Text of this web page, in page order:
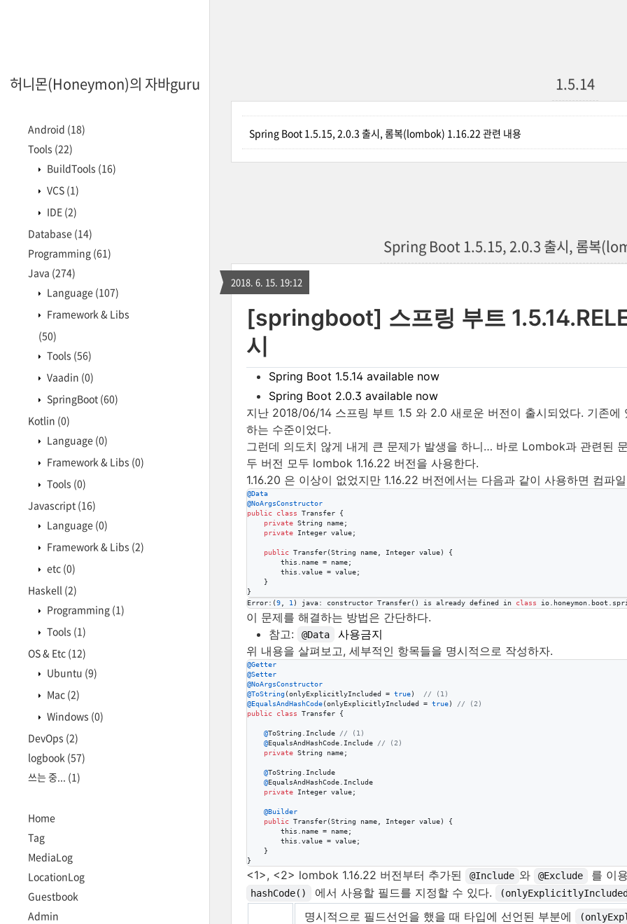
허니몬(Honeymon)의 자바guru
Android (18)
Tools (22)
BuildTools (16)
VCS (1)
IDE (2)
Database (14)
Programming (61)
Java (274)
Language (107)
Framework & Libs
(50)
Tools (56)
Vaadin (0)
SpringBoot (60)
Kotlin (0)
Language (0)
Framework & Libs (0)
Tools (0)
Javascript (16)
Language (0)
Framework & Libs (2)
etc (0)
Haskell (2)
Programming (1)
Tools (1)
OS & Etc (12)
Ubuntu (9)
Mac (2)
Windows (0)
DevOps (2)
logbook (57)
쓰는 중... (1)
Home
Tag
MediaLog
LocationLog
Guestbook
Admin
1.5.14
Spring Boot 1.5.15, 2.0.3 출시, 롬복(lombok) 1.16.22 관련 내용
Spring Boot 1.5.15, 2.0.3 출시, 롬복
2018. 6. 15. 19:12
[springboot] 스프링 부트
시
Spring Boot 1.5.14 available now
Spring Boot 2.0.3 available now
지난 2018/06/14 스프링 부트 1.5 와 2.0 새로운 버전이 출시되었다. 기존
하는 수준이었다.
그런데 의도치 않게 내게 큰 문제가 발생을 하니…​ 바로 Lombok과 관련된
두 버전 모두 lombok 1.16.22 버전을 사용한다.
1.16.20 은 이상이 없었지만 1.16.22 버전에서는 다음과 같이 사용하면 컴파
@Data
@NoArgsConstructor
public
class Transfer {
private String name;
private
Integer value;
public Transfer(String name Integer value) {
this
name = name;
this
value = value;
    }
}
Error:(9 1 ) java: constructor Transfer() is already defined in class io honeymon boot
이 문제를 해결하는 방법은 간단하다.
참고:
@Data
사용금지
위 내용을 살펴보고, 세부적인 항목들을 명시적으로 작성하자.
@Getter
@Setter
@NoArgsConstructor
@ToString(onlyExplicitlyIncluded = true) // (1)
@EqualsAndHashCode(onlyExplicitlyIncluded = true) // (2)
public
class Transfer {
@ToString . Include
// (1)
@EqualsAndHashCode. Include
// (2)
private String name;
@ToString . Include
@EqualsAndHashCode. Include
private
Integer value;
@Builder
public Transfer(String name, Integer value) {
this . name = name;
this .value = value;
    }
}
<1>, <2> lombok 1.16.22 버전부터 추가된 @Include 와 @Exclude 를 이
hashCode() 에서 사용할 필드를 지정할 수 있다.
명시적으로 필드선언을 했을 때 타입에 선언된 부분에